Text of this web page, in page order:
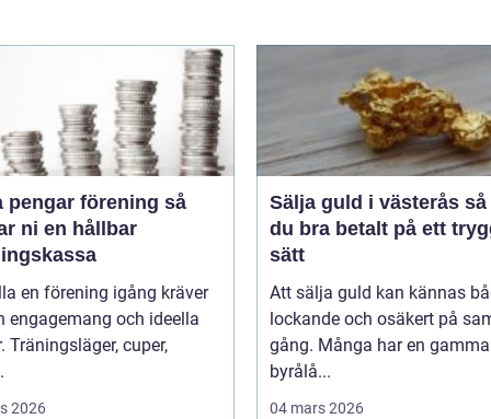
förening så
ni en hållbar
en förening igång kräver
engagemang och ideella
Träningsläger, cuper,
2026
Sälja guld i västerås så får
du bra betalt på ett
sätt
Att sälja guld kan kännas
lockande och osäkert på
gång. Många har en
byrålå...
04 mars 2026